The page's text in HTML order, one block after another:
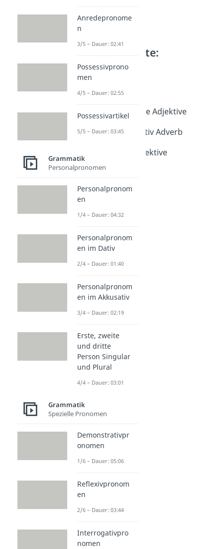
Weitere Inhalte:
Grammatik
Adjektive
Adjektive
Zusammengesetzte Adjektive
Unterschied Adjektiv Adverb
Nominalisierte Adjektive
Dauer: 03:58
Anredepronome
n
3/5 – Dauer: 02:41
Possessivprono
men
4/5 – Dauer: 02:55
Possessivartikel
5/5 – Dauer: 03:45
Grammatik
Personalpronomen
Personalpronom
en
1/4 – Dauer: 04:32
Personalpronom
en im Dativ
2/4 – Dauer: 01:40
Personalpronom
en im Akkusativ
3/4 – Dauer: 02:19
Erste, zweite
und dritte
Person Singular
und Plural
4/4 – Dauer: 03:01
Grammatik
Spezielle Pronomen
Demonstrativpr
onomen
1/6 – Dauer: 05:06
Reflexivpronom
en
2/6 – Dauer: 03:44
Interrogativpro
nomen